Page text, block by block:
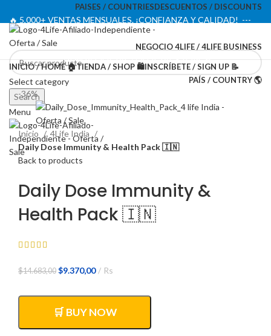
PAISES / COUNTRIESDESCUENTOS / DISCOUNTS
🔥 5,000+ VENTAS MENSUALES. ¡CONFIANZA Y CALIDAD! ---
🔥 5,000+ MONTHLY SALES. TRUST AND QUALITY!
NEGOCIO 4LIFE / 4LIFE BUSINESS
TIENDA OFICIAL / OFFICIAL STORE 🔒
Select category
Search
Menu
INICIO / HOME 🏠TIENDA / SHOP 🛍️INSCRÍBETE / SIGN UP 📝
PAÍS / COUNTRY 🌎
-36%
Inicio
4Life India
Daily Dose Immunity & Health Pack 🇮🇳
Back to products
Daily Dose Immunity &
Health Pack 🇮🇳
$14.683,00 El
original
era:
$9.370,00El
actual
es:
Rs
🛒 BUY NOW